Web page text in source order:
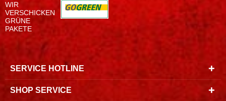
WIR
VERSCHICKEN
GRÜNE
PAKETE
SERVICE HOTLINE
SHOP SERVICE